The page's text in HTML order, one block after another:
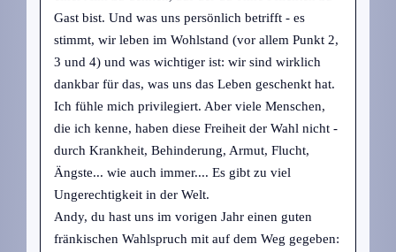
Gast bist. Und was uns persönlich betrifft - es
stimmt, wir leben im Wohlstand (vor allem Punkt 2,
3 und 4) und was wichtiger ist: wir sind wirklich
dankbar für das, was uns das Leben geschenkt hat.
Ich fühle mich privilegiert. Aber viele Menschen,
die ich kenne, haben diese Freiheit der Wahl nicht -
durch Krankheit, Behinderung, Armut, Flucht,
Ängste... wie auch immer.... Es gibt zu viel
Ungerechtigkeit in der Welt.
Andy, du hast uns im vorigen Jahr einen guten
fränkischen Wahlspruch mit auf dem Weg gegeben: